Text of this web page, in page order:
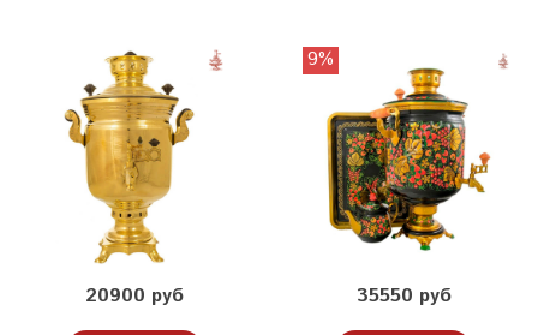
20900 руб
9%
35550 руб